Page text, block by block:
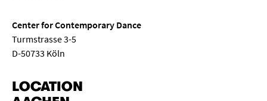
Center for Contemporary Dance
Turmstrasse 3-5
D-50733 Köln
LOCATION